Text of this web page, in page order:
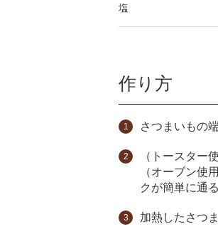
塩
作り方
さつまいもの
（トースター
（オーブン使
クが簡単に通
加熱したさつ